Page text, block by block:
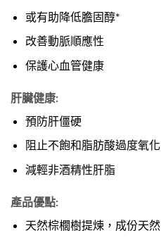
或有助降低膽固醇*
改善動脈順應性
保護心血管健康
肝臟健康:
預防肝僵硬
阻止不飽和脂肪酸過度氧化
減輕非酒精性肝脂
產品優點:
天然棕櫚樹提煉，成份天然